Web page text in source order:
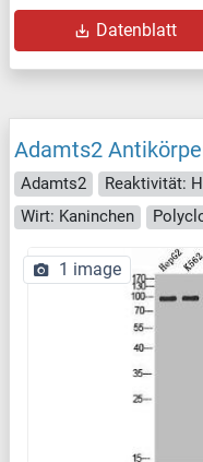
Datenblatt
Adamts2
Adamts2 Reaktivität:
Wirt: Kaninchen
1 image